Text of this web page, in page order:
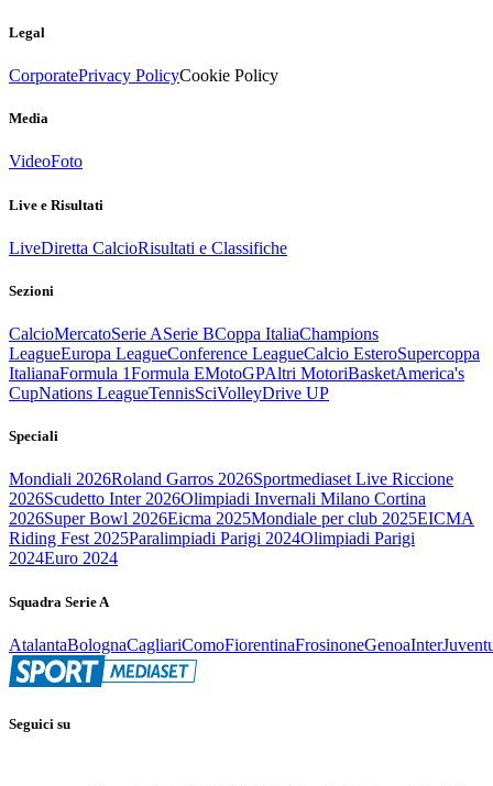
Legal
CorporatePrivacy PolicyCookie Policy
Media
VideoFoto
Live e Risultati
LiveDiretta CalcioRisultati e Classifiche
Sezioni
CalcioMercatoSerie ASerie BCoppa ItaliaChampions
LeagueEuropa LeagueConference LeagueCalcio EsteroSupercoppa
ItalianaFormula 1Formula EMotoGPAltri MotoriBasketAmerica's
CupNations LeagueTennisSciVolleyDrive UP
Speciali
Mondiali 2026Roland Garros 2026Sportmediaset Live Riccione
2026Scudetto Inter 2026Olimpiadi Invernali Milano Cortina
2026Super Bowl 2026Eicma 2025Mondiale per club 2025EICMA
Riding Fest 2025Paralimpiadi Parigi 2024Olimpiadi Parigi
2024Euro 2024
Squadra Serie A
AtalantaBolognaCagliariComoFiorentinaFrosinoneGenoaInter
Seguici su